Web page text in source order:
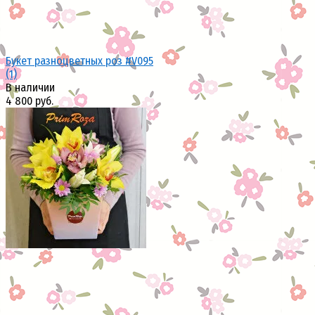
избранное сравнить
Букет разноцветных роз #V095
(1)
В наличии
4 800 руб.